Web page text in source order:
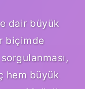
dair büyük
biçimde
hem büyük